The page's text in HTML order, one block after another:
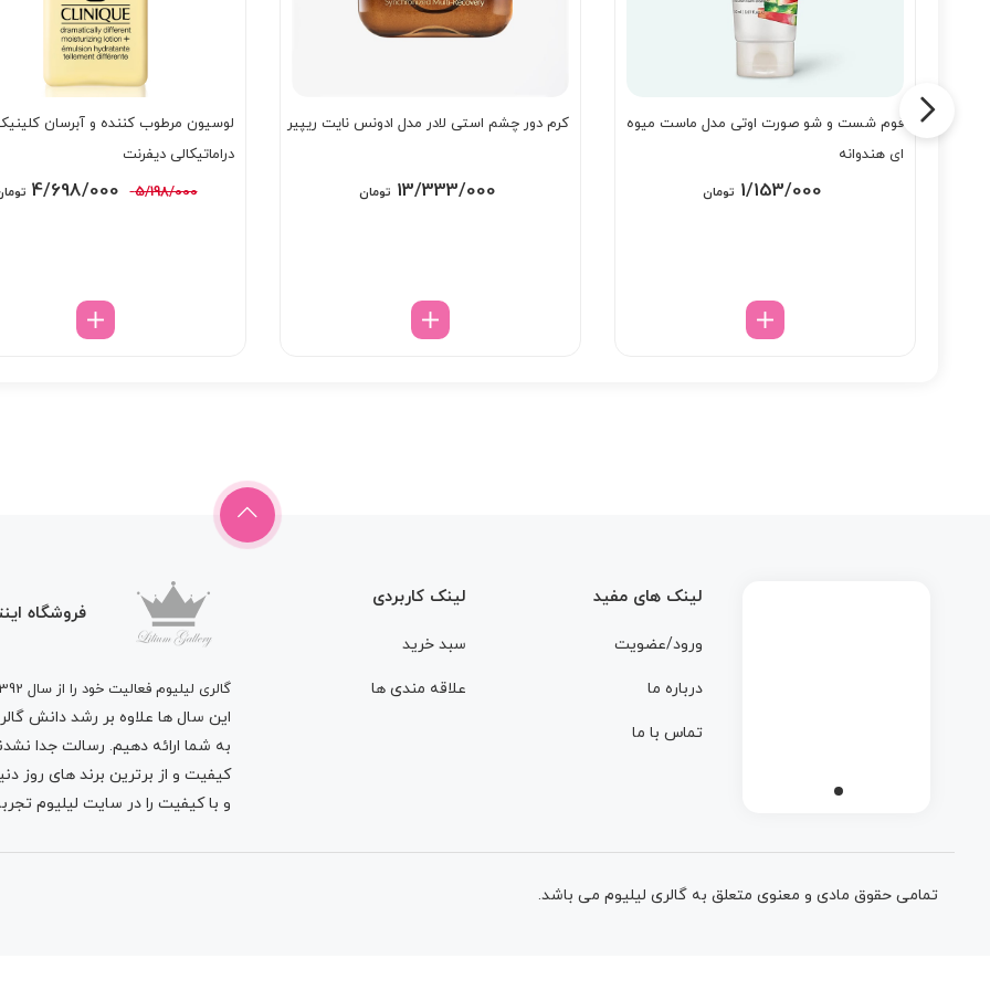
فوم شست و شو صورت اوتی مدل ماست میوه
ای هندوانه
1/153/000 تومان
کرم دور چشم استی لادر مدل ادونس نایت ریپیر
13/333/000 تومان
لوسیون مرطوب کننده و آبرسان
دراماتیکالی دیفرنت
5/198/000
قیمت
4/698/000
لینک های مفید
ورود/عضویت
درباره ما
تماس با ما
لینک کاربردی
سبد خرید
علاقه مندی ها
فروشگاه
گالری لیلیوم فعالیت خود را از سال 1392
این سال ها علاوه بر رشد دانش
به شما ارائه دهیم. رسالت جدا
کیفیت و از برترین برند های روز
و با کیفیت را در سایت لیلیوم
تمامی حقوق مادی و معنوی متعلق به گالری لیلیوم می باشد.